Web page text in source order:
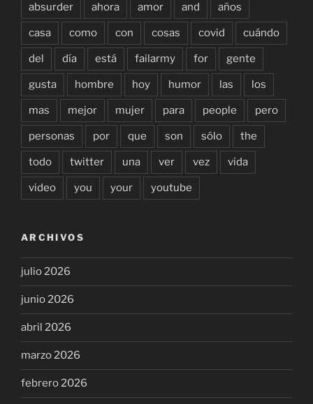
absurder ahora amor and años
casa como con cosas covid cuándo
del día está failarmy for gente
gusta hombre hoy humor las los
mas mejor mujer para people pero
personas por que son sólo the
todo twitter una ver vez vida
video you your youtube
ARCHIVOS
julio 2026
junio 2026
abril 2026
marzo 2026
febrero 2026